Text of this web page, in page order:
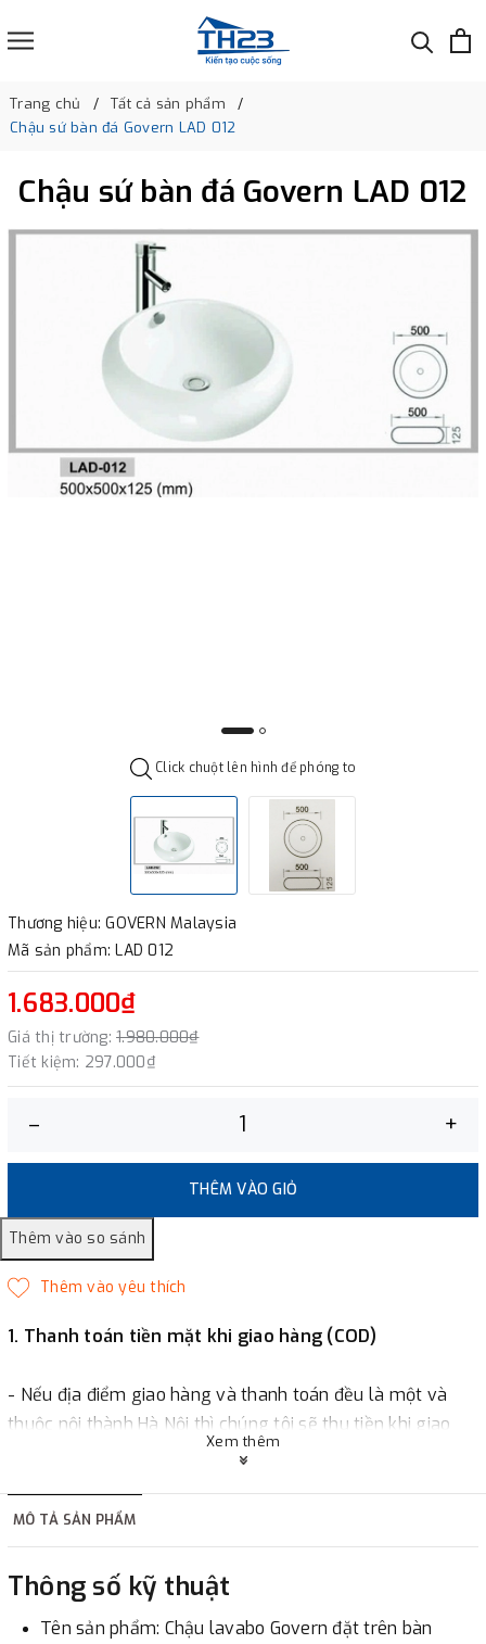
Trang chủ
Tất cả sản phẩm
Chậu sứ bàn đá Govern LAD 012
Chậu sứ bàn đá Govern LAD 012
Click chuột lên hình để phóng to
Thương hiệu: GOVERN Malaysia
Mã sản phẩm: LAD 012
1.683.000₫
Giá thị trường: 1.980.000₫
Tiết kiệm: 297.000₫
– +
THÊM VÀO GIỎ
1. Thanh toán tiền mặt khi giao hàng (COD)
- Nếu địa điểm giao hàng và thanh toán đều là một và
thuộc nội thành Hà Nội thì chúng tôi sẽ thu tiền khi giao
hàng hoặc khách hàng đặt tiền trước một phần giá trị đơn
2. Thanh toán trực tiếp tại :
- Showroom Thanh Hương
phường Cát Linh, quận Đống Đa, Hà Nội.
Xem thêm
MÔ TẢ SẢN PHẨM
Thông số kỹ thuật
Tên sản phẩm: Chậu lavabo Govern đặt trên bàn